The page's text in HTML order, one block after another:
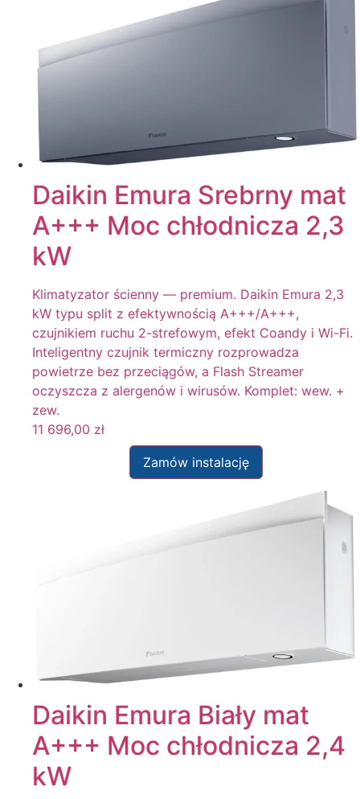
Daikin Emura Srebrny mat
A+++ Moc chłodnicza 2,3
kW
Klimatyzator ścienny — premium. Daikin Emura 2,3
kW typu split z efektywnością A+++/A+++,
czujnikiem ruchu 2-strefowym, efekt Coandy i Wi-Fi.
Inteligentny czujnik termiczny rozprowadza
powietrze bez przeciągów, a Flash Streamer
oczyszcza z alergenów i wirusów. Komplet: wew. +
zew.
11 696,00 zł
Zamów instalację
Daikin Emura Biały mat
A+++ Moc chłodnicza 2,4
kW